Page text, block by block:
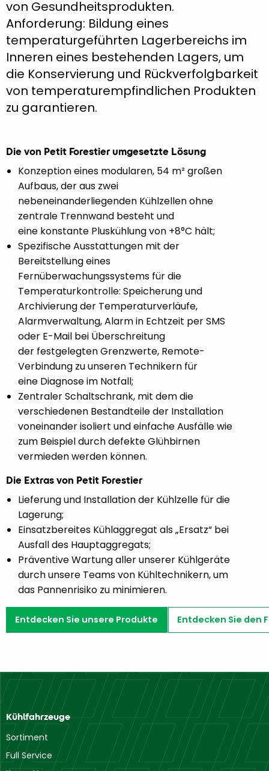
von Gesundheitsprodukten.
Anforderung: Bildung eines
temperaturgeführten Lagerbereichs im
Inneren eines bestehenden Lagers, um
die Konservierung und Rückverfolgbarkeit
von temperaturempfindlichen Produkten
zu garantieren.
Die von Petit Forestier umgesetzte Lösung
Konzeption eines modularen, 54 m² großen
Aufbaus, der aus zwei
nebeneinanderliegenden Kühlzellen ohne
zentrale Trennwand besteht und
eine konstante Pluskühlung von +8°C hält;
Spezifische Ausstattungen mit der
Bereitstellung eines
Fernüberwachungssystems für die
Temperaturkontrolle: Speicherung und
Archivierung der Temperaturverläufe,
Alarmverwaltung, Alarm in Echtzeit per SMS
oder E-Mail bei Überschreitung
der festgelegten Grenzwerte, Remote-
Verbindung zu unseren Technikern für
eine Diagnose im Notfall;
Zentraler Schaltschrank, mit dem die
verschiedenen Bestandteile der Installation
voneinander isoliert und einfache Ausfälle wie
zum Beispiel durch defekte Glühbirnen
vermieden werden können.
Die Extras von Petit Forestier
Lieferung und Installation der Kühlzelle für die
Lagerung;
Einsatzbereites Kühlaggregat als „Ersatz“ bei
Ausfall des Hauptaggregats;
Präventive Wartung aller unserer Kühlgeräte
durch unsere Teams von Kühltechnikern, um
das Pannenrisiko zu minimieren.
Entdecken Sie unsere Produkte Entdecken Sie den
Kühlfahrzeuge
Sortiment
Full Service